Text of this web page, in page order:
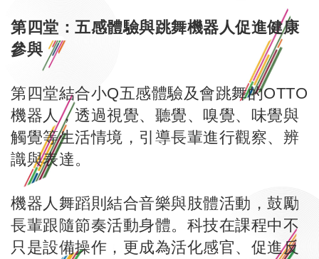
第四堂：五感體驗與跳舞機器人促進健康
參與
第四堂結合小Q五感體驗及會跳舞的OTTO
機器人，透過視覺、聽覺、嗅覺、味覺與
觸覺等生活情境，引導長輩進行觀察、辨
識與表達。
機器人舞蹈則結合音樂與肢體活動，鼓勵
長輩跟隨節奏活動身體。科技在課程中不
只是設備操作，更成為活化感官、促進反